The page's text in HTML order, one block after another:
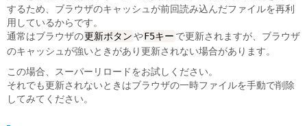
するため、ブラウザのキャッシュが前回読み込んだファイルを再利
用しているからです。
通常はブラウザの更新ボタンやF5キー で更新されますが、ブラウザ
のキャッシュが強いときがあり更新されない場合があります。
この場合、スーパーリロードをお試しください。
それでも更新されないときはブラウザの一時ファイルを手動で削除
してみてください。